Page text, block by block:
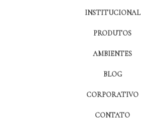
INSTITUCIONAL
PRODUTOS
AMBIENTES
BLOG
CORPORATIVO
CONTATO